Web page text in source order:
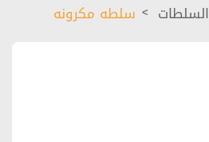
السلطات سلطه مكرونه